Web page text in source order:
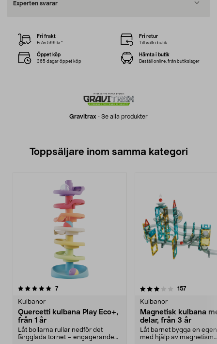
Experten svarar
Gravitrax - Se alla produkter
Fri frakt
Från 599 kr*
Fri retur
Till valfri butik
Öppet köp
365 dagar öppet köp
Hämta i butik
Beställ online, från butikslager
Toppsäljare inom samma kategori
7recensioner
Kulbanor
Quercetti kulbana Play Eco+,
från 1 år
Låt bollarna rullar nedför det
färgglada tornet – engagerande
3.5 av 5 stjärnor 157
Kulbanor
Magnetisk kulbana
delar, från 3 år
Låt barnet bygga en
med hjälp av magnetism.
4.5 av 5 stjärnor